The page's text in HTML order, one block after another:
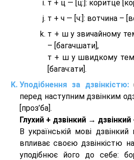
т + ц — [ц:]: коритце
т + ч — [ч:]: вотчина –
т + ш у звичайному
– [багачшати],
т + ш у швидкому
[багач:ати].
Уподібнення за дзвінкістю:
перед наступним дзвінким
[проз’ба].
Глухий + дзвінкий → дзвінкий
В українській мові
впливає своєю дзвінкістю
уподібнює його до себе: